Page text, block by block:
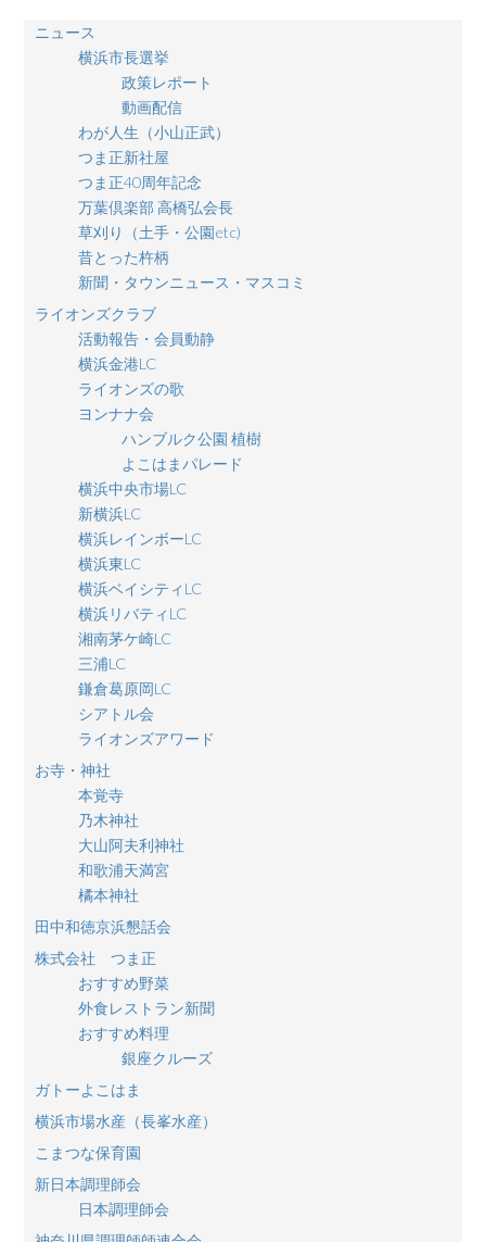
ニュース
横浜市長選挙
政策レポート
動画配信
わが人生（小山正武）
つま正新社屋
つま正40周年記念
万葉倶楽部 高橋弘会長
草刈り（土手・公園etc)
昔とった杵柄
新聞・タウンニュース・マスコミ
ライオンズクラブ
活動報告・会員動静
横浜金港LC
ライオンズの歌
ヨンナナ会
ハンブルク公園 植樹
よこはまパレード
横浜中央市場LC
新横浜LC
横浜レインボーLC
横浜東LC
横浜ベイシティLC
横浜リバティLC
湘南茅ケ崎LC
三浦LC
鎌倉葛原岡LC
シアトル会
ライオンズアワード
お寺・神社
本覚寺
乃木神社
大山阿夫利神社
和歌浦天満宮
橘本神社
田中和徳京浜懇話会
株式会社 つま正
おすすめ野菜
外食レストラン新聞
おすすめ料理
銀座クルーズ
ガトーよこはま
横浜市場水産（長峯水産）
こまつな保育園
新日本調理師会
日本調理師会